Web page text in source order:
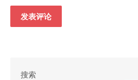
搜索